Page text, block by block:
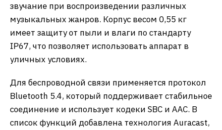
звучание при воспроизведении различных
музыкальных жанров. Корпус весом 0,55 кг
имеет защиту от пыли и влаги по стандарту
IP67, что позволяет использовать аппарат в
уличных условиях.
Для беспроводной связи применяется протокол
Bluetooth 5.4, который поддерживает стабильное
соединение и использует кодеки SBC и AAC. В
список функций добавлена технология Auracast,